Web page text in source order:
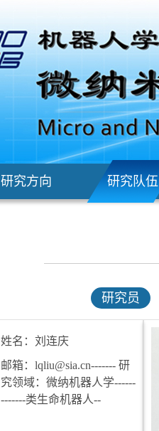
研究方向 研究队伍
研究员
姓名：刘连庆
邮箱：lqliu@sia.cn------- 研
究领域：微纳机器人学------
-------类生命机器人--